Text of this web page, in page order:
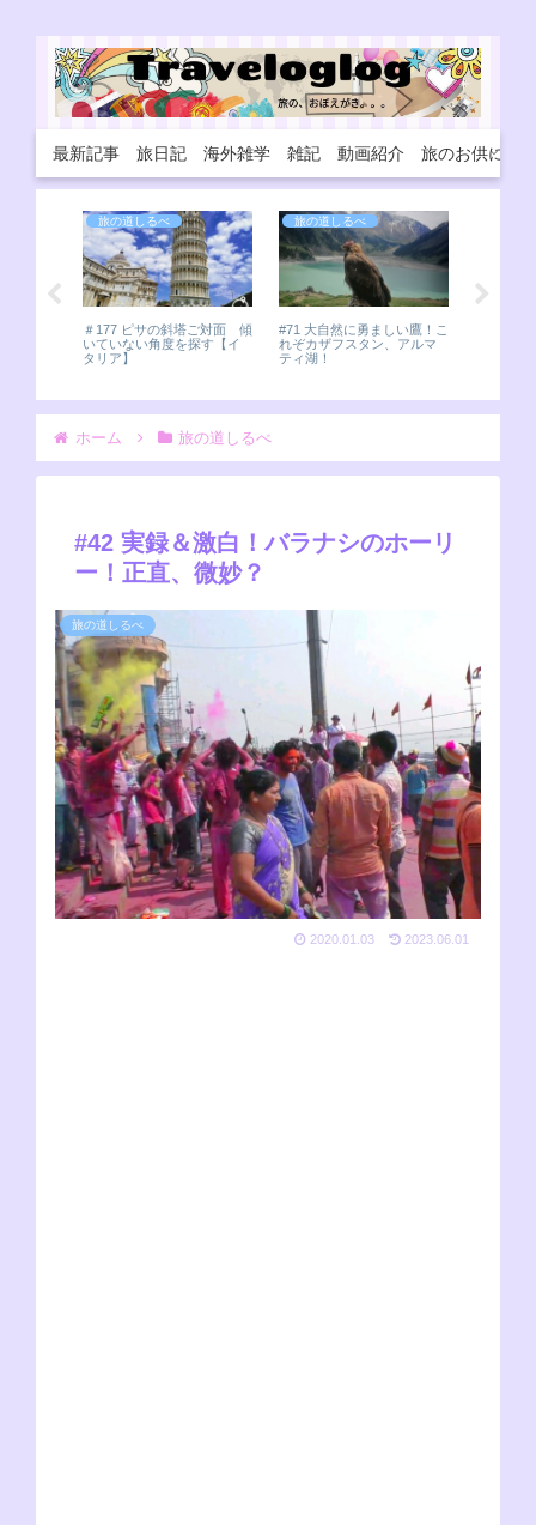
最新記事 旅日記 海外雑学 雑記 動画紹介 旅のお供に
旅の道しるべ
＃177 ピサの斜塔ご対面 傾
いていない角度を探す【イ
タリア】
旅の道しるべ
#71 大自然に勇ましい鷹！こ
れぞカザフスタン、アルマ
ティ湖！
ホーム 旅の道しるべ
#42 実録＆激白！バラナシのホーリ
ー！正直、微妙？
旅の道しるべ
2020.01.03 2023.06.01